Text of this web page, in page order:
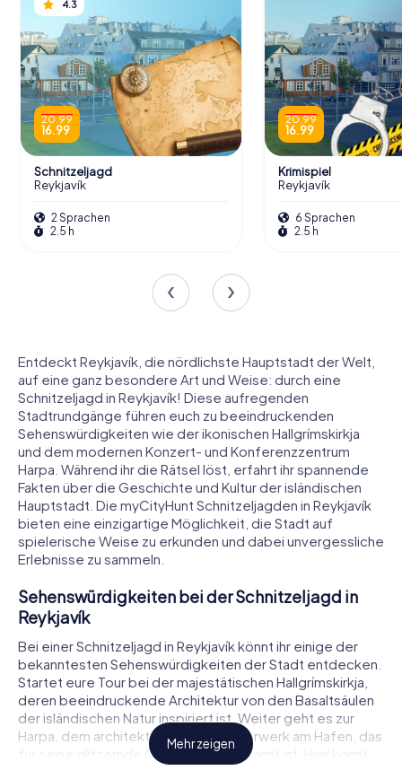
4.3
20.99
16.99
Schnitzeljagd
Reykjavík
2 Sprachen
2.5 h
20.99
16.99
Krimispiel
Reykjavík
6 Sprachen
2.5 h
Entdeckt Reykjavík, die nördlichste Hauptstadt der Welt,
auf eine ganz besondere Art und Weise: durch eine
Schnitzeljagd in Reykjavík! Diese aufregenden
Stadtrundgänge führen euch zu beeindruckenden
Sehenswürdigkeiten wie der ikonischen Hallgrímskirkja
und dem modernen Konzert- und Konferenzzentrum
Harpa. Während ihr die Rätsel löst, erfahrt ihr spannende
Fakten über die Geschichte und Kultur der isländischen
Hauptstadt. Die myCityHunt Schnitzeljagden in Reykjavík
bieten eine einzigartige Möglichkeit, die Stadt auf
spielerische Weise zu erkunden und dabei unvergessliche
Erlebnisse zu sammeln.
Sehenswürdigkeiten bei der Schnitzeljagd in
Reykjavík
Bei einer Schnitzeljagd in Reykjavík könnt ihr einige der
bekanntesten Sehenswürdigkeiten der Stadt entdecken.
Startet eure Tour bei der majestätischen Hallgrímskirkja,
deren beeindruckende Architektur von den Basaltsäulen
der isländischen Natur inspiriert ist. Weiter geht es zur
Harpa, dem architektonischen Meisterwerk am Hafen, das
für seine glitzernde Glasfassade bekannt ist. Hier könnt
Mehr zeigen